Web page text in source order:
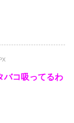
バコ吸ってるわ